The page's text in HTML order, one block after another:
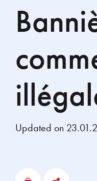
Updated on